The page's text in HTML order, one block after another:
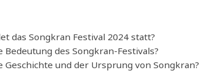
das Songkran Festival 2024 statt?
Bedeutung des Songkran-Festivals?
Geschichte und der Ursprung von Songkran?